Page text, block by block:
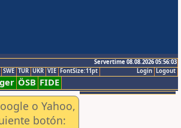
Servertime 08.08.2026 05:56:03
Logout
Login
SWE TUR UKR VIE FontSize:11pt
ÖSB FIDE
o Yahoo,
botón: